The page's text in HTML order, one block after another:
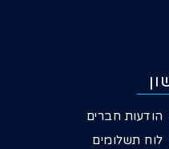
הודעות חברים
לוח תשלומים